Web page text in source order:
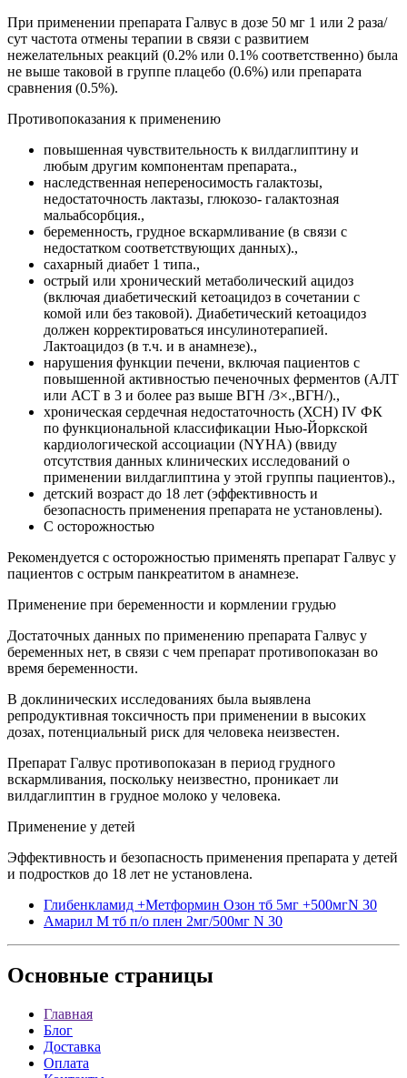
При применении препарата Галвус в дозе 50 мг 1 или 2 раза/
сут частота отмены терапии в связи с развитием
нежелательных реакций (0.2% или 0.1% соответственно) была
не выше таковой в группе плацебо (0.6%) или препарата
сравнения (0.5%).
Противопоказания к применению
повышенная чувствительность к вилдаглиптину и
любым другим компонентам препарата.,
наследственная непереносимость галактозы,
недостаточность лактазы, глюкозо- галактозная
мальабсорбция.,
беременность, грудное вскармливание (в связи с
недостатком соответствующих данных).,
сахарный диабет 1 типа.,
острый или хронический метаболический ацидоз
(включая диабетический кетоацидоз в сочетании с
комой или без таковой). Диабетический кетоацидоз
должен корректироваться инсулинотерапией.
Лактоацидоз (в т.ч. и в анамнезе).,
нарушения функции печени, включая пациентов с
повышенной активностью печеночных ферментов (АЛТ
или АСТ в 3 и более раз выше ВГН /3×.,ВГН/).,
хроническая сердечная недостаточность (ХСН) IV ФК
по функциональной классификации Нью-Йоркской
кардиологической ассоциации (NYHA) (ввиду
отсутствия данных клинических исследований о
применении вилдаглиптина у этой группы пациентов).,
детский возраст до 18 лет (эффективность и
безопасность применения препарата не установлены).
С осторожностью
Рекомендуется с осторожностью применять препарат Галвус у
пациентов с острым панкреатитом в анамнезе.
Применение при беременности и кормлении грудью
Достаточных данных по применению препарата Галвус у
беременных нет, в связи с чем препарат противопоказан во
время беременности.
В доклинических исследованиях была выявлена
репродуктивная токсичность при применении в высоких
дозах, потенциальный риск для человека неизвестен.
Препарат Галвус противопоказан в период грудного
вскармливания, поскольку неизвестно, проникает ли
вилдаглиптин в грудное молоко у человека.
Применение у детей
Эффективность и безопасность применения препарата у детей
и подростков до 18 лет не установлена.
Глибенкламид +Метформин Озон тб 5мг +500мгN 30
Амарил М тб п/о плен 2мг/500мг N 30
Основные страницы
Главная
Блог
Доставка
Оплата